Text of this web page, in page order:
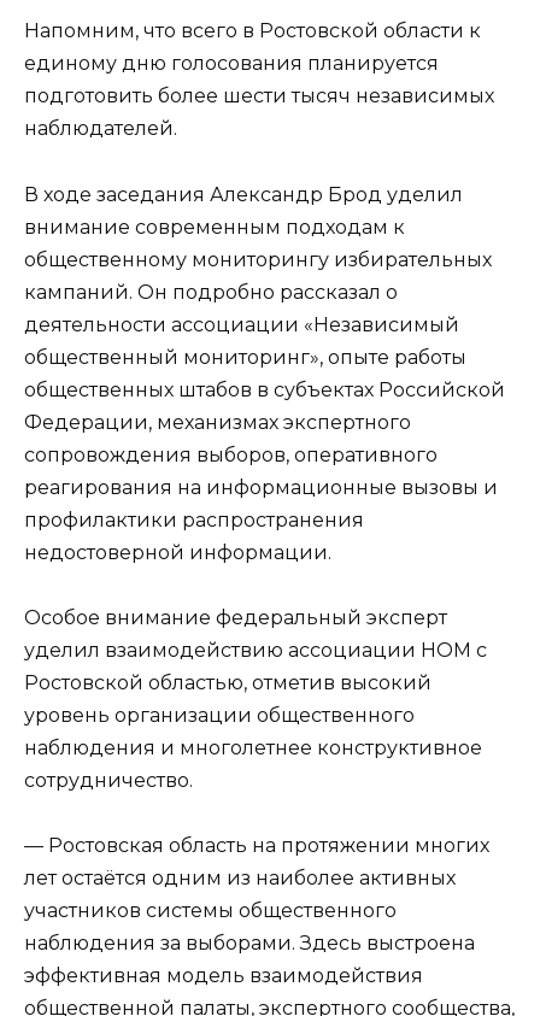
Напомним, что всего в Ростовской области к
единому дню голосования планируется
подготовить более шести тысяч независимых
наблюдателей.
В ходе заседания Александр Брод уделил
внимание современным подходам к
общественному мониторингу избирательных
кампаний. Он подробно рассказал о
деятельности ассоциации «Независимый
общественный мониторинг», опыте работы
общественных штабов в субъектах Российской
Федерации, механизмах экспертного
сопровождения выборов, оперативного
реагирования на информационные вызовы и
профилактики распространения
недостоверной информации.
Особое внимание федеральный эксперт
уделил взаимодействию ассоциации НОМ с
Ростовской областью, отметив высокий
уровень организации общественного
наблюдения и многолетнее конструктивное
сотрудничество.
— Ростовская область на протяжении многих
лет остаётся одним из наиболее активных
участников системы общественного
наблюдения за выборами. Здесь выстроена
эффективная модель взаимодействия
общественной палаты, экспертного сообщества,